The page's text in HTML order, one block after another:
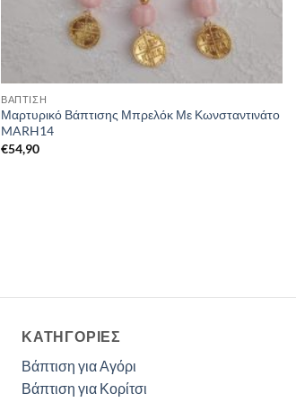
ΒΑΠΤΙΣΗ
Μαρτυρικό Βάπτισης Μπρελόκ Με Κωνσταντινάτο
MARH14
€54,90
ΚΑΤΗΓΟΡΊΕΣ
Βάπτιση για Αγόρι
Βάπτιση για Κορίτσι